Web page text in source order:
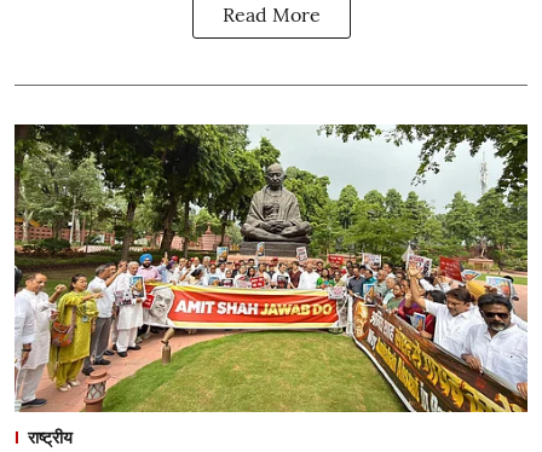
Read More
राष्ट्रीय